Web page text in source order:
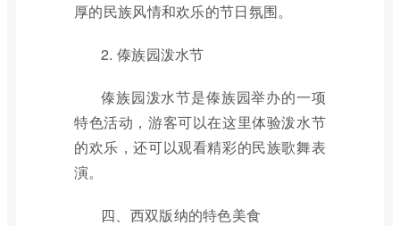
厚的民族风情和欢乐的节日氛围。
2. 傣族园泼水节
傣族园泼水节是傣族园举办的一项
特色活动，游客可以在这里体验泼水节
的欢乐，还可以观看精彩的民族歌舞表
演。
四、西双版纳的特色美食